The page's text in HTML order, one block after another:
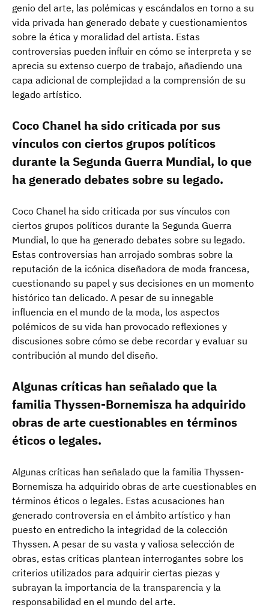
genio del arte, las polémicas y escándalos en torno a su
vida privada han generado debate y cuestionamientos
sobre la ética y moralidad del artista. Estas
controversias pueden influir en cómo se interpreta y se
aprecia su extenso cuerpo de trabajo, añadiendo una
capa adicional de complejidad a la comprensión de su
legado artístico.
Coco Chanel ha sido criticada por sus
vínculos con ciertos grupos políticos
durante la Segunda Guerra Mundial, lo que
ha generado debates sobre su legado.
Coco Chanel ha sido criticada por sus vínculos con
ciertos grupos políticos durante la Segunda Guerra
Mundial, lo que ha generado debates sobre su legado.
Estas controversias han arrojado sombras sobre la
reputación de la icónica diseñadora de moda francesa,
cuestionando su papel y sus decisiones en un momento
histórico tan delicado. A pesar de su innegable
influencia en el mundo de la moda, los aspectos
polémicos de su vida han provocado reflexiones y
discusiones sobre cómo se debe recordar y evaluar su
contribución al mundo del diseño.
Algunas críticas han señalado que la
familia Thyssen-Bornemisza ha adquirido
obras de arte cuestionables en términos
éticos o legales.
Algunas críticas han señalado que la familia Thyssen-
Bornemisza ha adquirido obras de arte cuestionables en
términos éticos o legales. Estas acusaciones han
generado controversia en el ámbito artístico y han
puesto en entredicho la integridad de la colección
Thyssen. A pesar de su vasta y valiosa selección de
obras, estas críticas plantean interrogantes sobre los
criterios utilizados para adquirir ciertas piezas y
subrayan la importancia de la transparencia y la
responsabilidad en el mundo del arte.